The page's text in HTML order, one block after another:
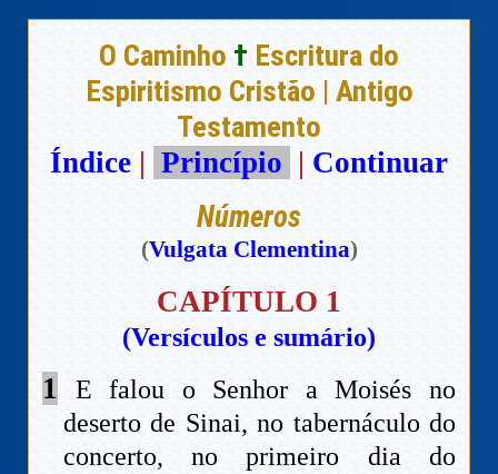
O Caminho † Escritura do
Espiritismo Cristão | Antigo
Testamento
Índice | Princípio | Continuar
Números
(Vulgata Clementina)
CAPÍTULO 1
(Versículos e sumário)
1 E falou o Senhor a Moisés no
deserto de Sinai, no tabernáculo do
concerto, no primeiro dia do